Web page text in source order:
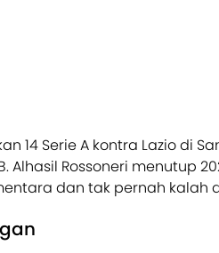
14 Serie A kontra Lazio di
Alhasil Rossoneri menutup
dan tak pernah kalah